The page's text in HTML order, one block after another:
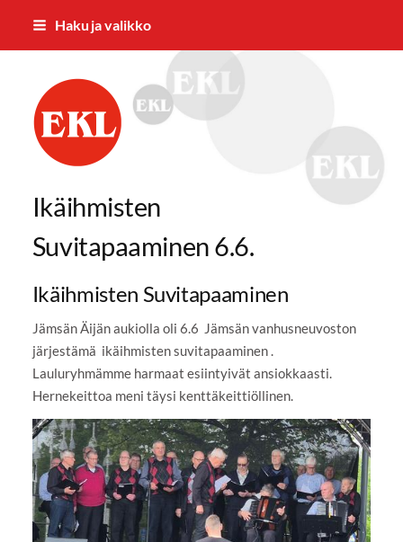
Siirry
Haku ja valikko
Jämsän Eläkkeensaajat ry.
Ikäihmisten
Suvitapaaminen 6.6.
Ikäihmisten Suvitapaaminen
Jämsän Äijän aukiolla oli 6.6 Jämsän vanhusneuvoston
järjestämä ikäihmisten suvitapaaminen .
Lauluryhmämme harmaat esiintyivät ansiokkaasti.
Hernekeittoa meni täysi kenttäkeittiöllinen.